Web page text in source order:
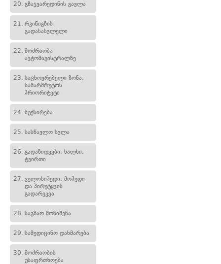
20. გზაჯვარედინის გავლა
21. რკინიგზის
გადასასვლელი
22. მოძრაობა
ავტომაგისტრალზე
23. საცხოვრებელი ზონა,
სამარშრუტოს
პრიორიტეტი
24. ბუქსირება
25. სასწავლო სვლა
26. გადაზიდვები, ხალხი,
ტვირთი
27. ველოსიპედი, მოპედი
და პირუტყვის
გადარეკვა
28. საგზაო მონიშვნა
29. სამედიცინო დახმარება
30. მოძრაობის
უსაფრთხოება